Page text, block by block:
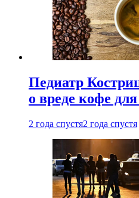
Педиатр
о вреде кофе
2 года спустя2 года спустя